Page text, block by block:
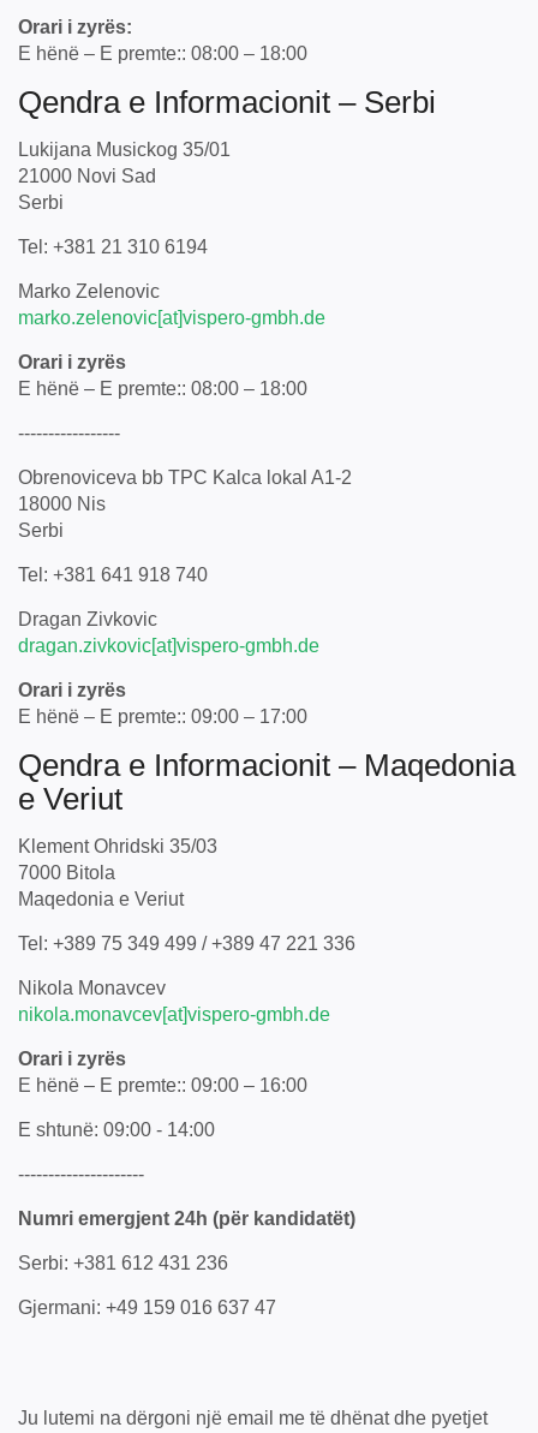
Orari i zyrës:
E hënë – E premte:: 08:00 – 18:00
Qendra e Informacionit – Serbi
Lukijana Musickog 35/01
21000 Novi Sad
Serbi
Tel: +381 21 310 6194
Marko Zelenovic
marko.zelenovic[at]vispero-gmbh.de
Orari i zyrës
E hënë – E premte:: 08:00 – 18:00
-----------------
Obrenoviceva bb TPC Kalca lokal A1-2
18000 Nis
Serbi
Tel: +381 641 918 740
Dragan Zivkovic
dragan.zivkovic[at]vispero-gmbh.de
Orari i zyrës
E hënë – E premte:: 09:00 – 17:00
Qendra e Informacionit – Maqedonia
e Veriut
Klement Ohridski 35/03
7000 Bitola
Maqedonia e Veriut
Tel: +389 75 349 499 / +389 47 221 336
Nikola Monavcev
nikola.monavcev[at]vispero-gmbh.de
Orari i zyrës
E hënë – E premte:: 09:00 – 16:00
E shtunë: 09:00 - 14:00
---------------------
Numri emergjent 24h (për kandidatët)
Serbi: +381 612 431 236
Gjermani: +49 159 016 637 47
Ju lutemi na dërgoni një email me të dhënat dhe pyetjet